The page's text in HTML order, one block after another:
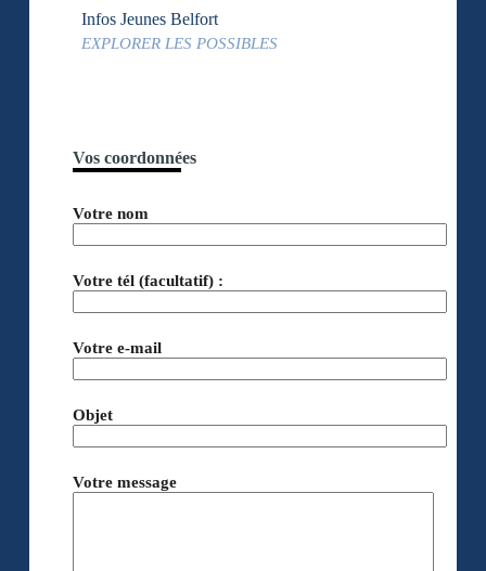
Infos Jeunes Belfort
EXPLORER LES POSSIBLES
Vos coordonnées
Votre nom
Votre tél (facultatif) :
Votre e-mail
Objet
Votre message